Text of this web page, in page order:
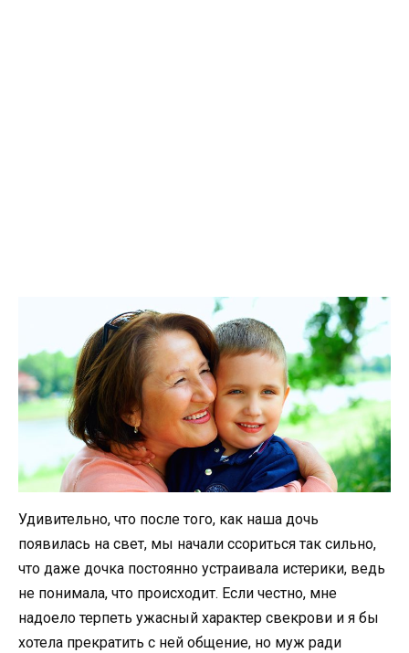
Удивительно, что после того, как наша дочь
появилась на свет, мы начали ссориться так сильно,
что даже дочка постоянно устраивала истерики, ведь
не понимала, что происходит. Если честно, мне
надоело терпеть ужасный характер свекрови и я бы
хотела прекратить с ней общение, но муж ради